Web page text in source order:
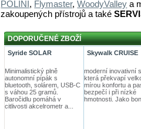
POLINI, Flymaster,WoodyValley a
zakoupených přístrojů a také
DOPORUČENÉ ZBOŽÍ
Syride SOLAR
Minimalistický plně
autonomní pípák s
bluetooth, solárem, USB-C
s váhou 25 gramů.
Baročidlu pomáhá v
citlivosti akcelrometr a...
Skywalk CRUISE
moderní inovativní
která překvapí
mírou konfortu a
bezpečí i při nízké
hmotnosti. Jako